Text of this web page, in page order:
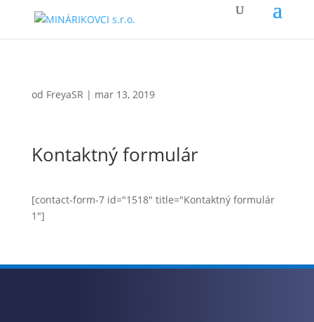
od FreyaSR | mar 13, 2019
Kontaktný formulár
[contact-form-7 id="1518" title="Kontaktný formulár
1"]